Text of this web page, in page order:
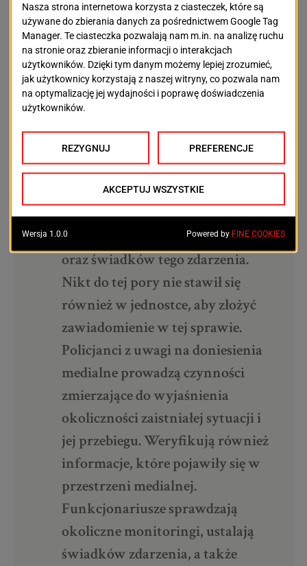
– Wczoraj przed godziną 20,
policjanci otrzymali informację o
pobiciu, do którego miało dojść w
rejonie dworca kolejowego –
Komendy Miejskiej Policji w
Słupsku. – Policjanci, którzy
przyjechali na miejsce
interwencji, nie zastali tam osób
zgłaszających, pokrzywdzonych
oraz świadków tego zdarzenia.
Nikt do tej pory nie stawił się
również w jednostce, aby złożyć
zawiadomienie w tej sprawie.
Policjanci z uwagi na doniesienia
medialne prowadzą czynności
zmierzające do wyjaśnienia
okoliczności zaistniałej sytuacji i
jej przebiegu. Weryfikują również
informacje, które pojawiły się w
przestrzeni medialnej.
Funkcjonariusze sprawdzają
okoliczne monitoringi, ustalają
świadków zdarzenia, a także